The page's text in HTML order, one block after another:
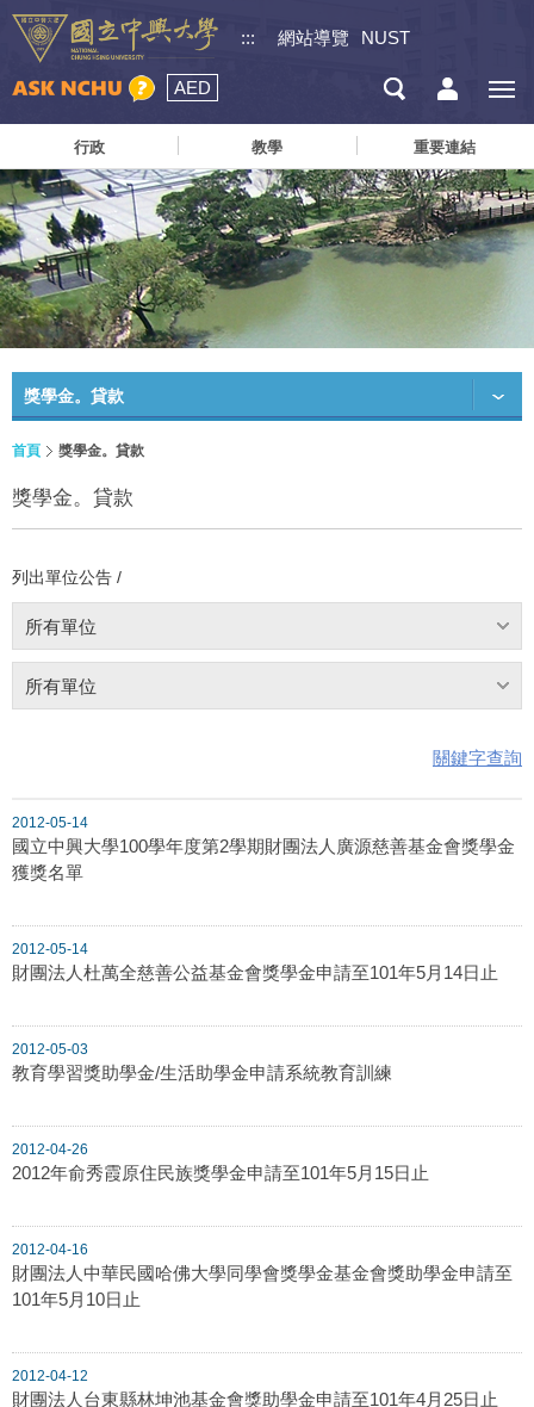
::: 網站導覽 NUST
AED
行政 教學 重要連結
獎學金。貸款
首頁 獎學金。貸款
獎學金。貸款
列出單位公告 /
所有單位
所有單位
關鍵字查詢
2012-05-14
國立中興大學100學年度第2學期財團法人廣源慈善基金會獎學金
獲獎名單
2012-05-14
財團法人杜萬全慈善公益基金會獎學金申請至101年5月14日止
2012-05-03
教育學習獎助學金/生活助學金申請系統教育訓練
2012-04-26
2012年俞秀霞原住民族獎學金申請至101年5月15日止
2012-04-16
財團法人中華民國哈佛大學同學會獎學金基金會獎助學金申請至
101年5月10日止
2012-04-12
財團法人台東縣林坤池基金會獎助學金申請至101年4月25日止